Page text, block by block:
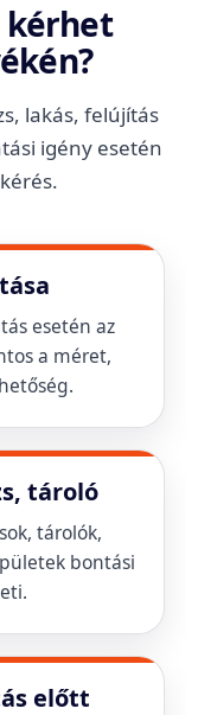
kérhet
lakás, felújítás
igény esetén
esetén az
a méret,
tároló
tárolók,
bontási
előtt